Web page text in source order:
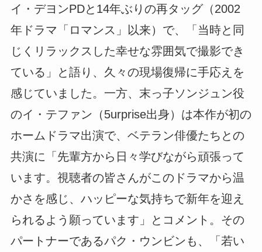
イ・デヨンPDと14年ぶりの再タッグ（2002
年ドラマ「ロマンス」以来）で、「当時と同
じくリラックスした幸せな雰囲気で撮影でき
ている」と語り、久々の現場復帰に手応えを
感じていました。一方、末っ子ソンジュン役
のイ・テファン（5urprise出身）は本作が初の
ホームドラマ出演で、ベテラン俳優たちとの
共演に「先輩方から日々学びながら頑張って
います。視聴者の皆さんがこのドラマから温
かさを感じ、ハッピーな気持ちで新年を迎え
られるよう願っています」とコメント。その
パートナーであるパク・ウンビンも、「若い